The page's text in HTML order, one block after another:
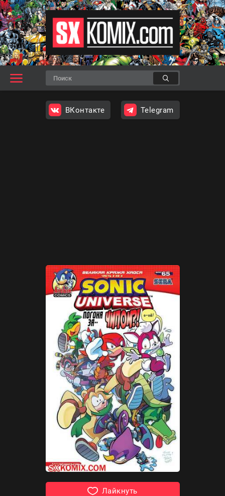
ВКонтакте Telegram
Лайкнуть